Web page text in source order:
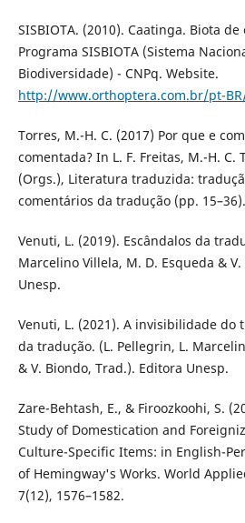
SISBIOTA. (2010). Caatinga. Biota
Programa SISBIOTA (Sistema
Biodiversidade) - CNPq. Website.
http://www.orthoptera.com.br/pt-
Torres, M.-H. C. (2017) Por que e
comentada? In L. F. Freitas, M.-H. C.
(Orgs.), Literatura traduzida:
comentários da tradução (pp.
Venuti, L. (2019). Escândalos da
Marcelino Villela, M. D. Esqueda &
Unesp.
Venuti, L. (2021). A invisibilidade
da tradução. (L. Pellegrin, L.
& V. Biondo, Trad.). Editora Unesp.
Zare-Behtash, E., & Firoozkoohi, S.
Study of Domestication and
Culture-Specific Items: in English-
of Hemingway's Works. World
7(12), 1576–1582.